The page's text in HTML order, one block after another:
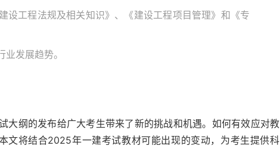
设工程法规及相关知识》、《建设工程项目管理》和《专
发展趋势。
大纲的发布给广大考生带来了新的挑战和机遇。如何有效应对教
文将结合2025年一建考试教材可能出现的变动，为考生提供科